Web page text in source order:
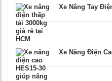
Xe Nâng Tay
Xe Nâng Điện